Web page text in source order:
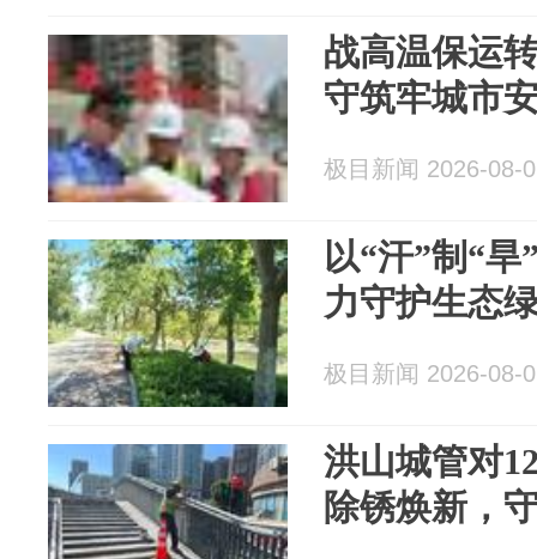
战高温保运
守筑牢城市
极目新闻 2026-08-
以“汗”制“
力守护生态
极目新闻 2026-08-
洪山城管对
除锈焕新，